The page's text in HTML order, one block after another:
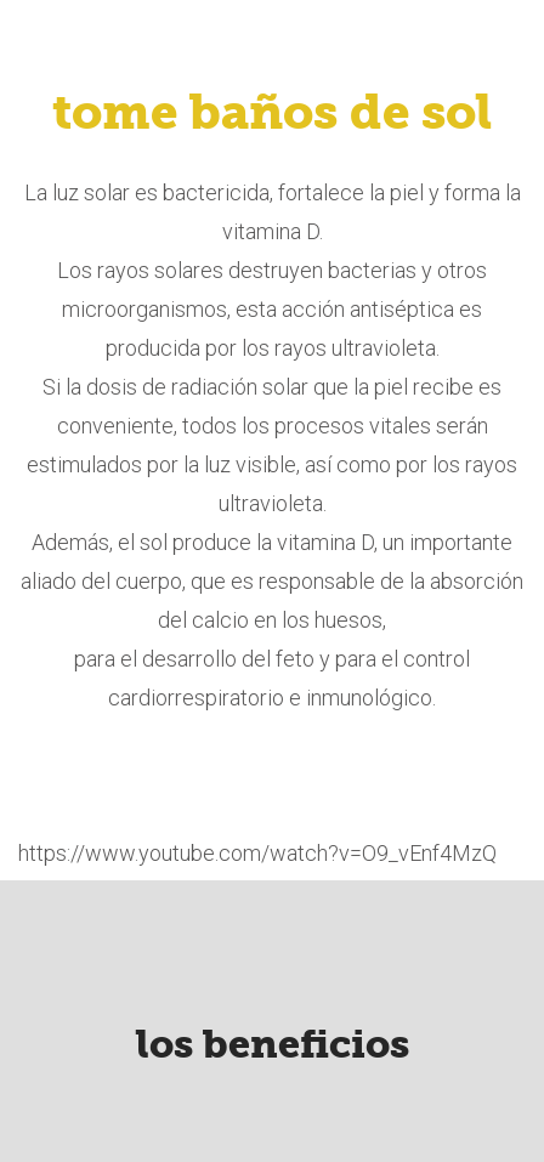
tome baños de sol
La luz solar es bactericida, fortalece la piel y forma la
vitamina D.
Los rayos solares destruyen bacterias y otros
microorganismos, esta acción antiséptica es
producida por los rayos ultravioleta.
Si la dosis de radiación solar que la piel recibe es
conveniente, todos los procesos vitales serán
estimulados por la luz visible, así como por los rayos
ultravioleta.
Además, el sol produce la vitamina D, un importante
aliado del cuerpo, que es responsable de la absorción
del calcio en los huesos,
para el desarrollo del feto y para el control
cardiorrespiratorio e inmunológico.
https://www.youtube.com/watch?v=O9_vEnf4MzQ
los beneficios